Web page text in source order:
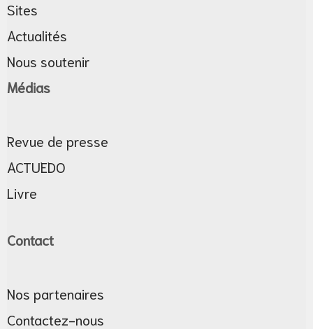
Sites
Actualités
Nous soutenir
Médias
Revue de presse
ACTUEDO
Livre
Contact
Nos partenaires
Contactez-nous